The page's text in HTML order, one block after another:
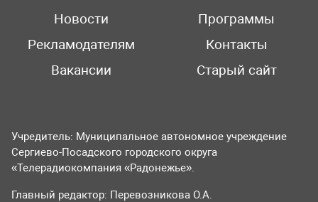
Новости
Программы
Рекламодателям
Контакты
Вакансии
Старый сайт
Учредитель: Муниципальное автономное учреждение
Сергиево-Посадского городского округа
«Телерадиокомпания «Радонежье».
Главный редактор: Перевозникова О.А.